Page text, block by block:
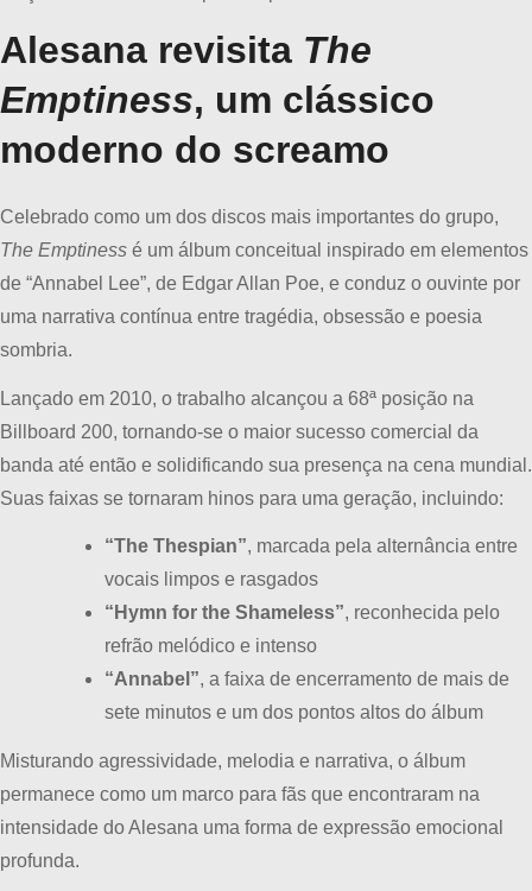
Alesana revisita The
Emptiness, um clássico
moderno do screamo
Celebrado como um dos discos mais importantes do grupo,
The Emptiness é um álbum conceitual inspirado em elementos
de “Annabel Lee”, de Edgar Allan Poe, e conduz o ouvinte por
uma narrativa contínua entre tragédia, obsessão e poesia
sombria.
Lançado em 2010, o trabalho alcançou a 68ª posição na
Billboard 200, tornando-se o maior sucesso comercial da
banda até então e solidificando sua presença na cena mundial.
Suas faixas se tornaram hinos para uma geração, incluindo:
“The Thespian”, marcada pela alternância entre
vocais limpos e rasgados
“Hymn for the Shameless”, reconhecida pelo
refrão melódico e intenso
“Annabel”, a faixa de encerramento de mais de
sete minutos e um dos pontos altos do álbum
Misturando agressividade, melodia e narrativa, o álbum
permanece como um marco para fãs que encontraram na
intensidade do Alesana uma forma de expressão emocional
profunda.